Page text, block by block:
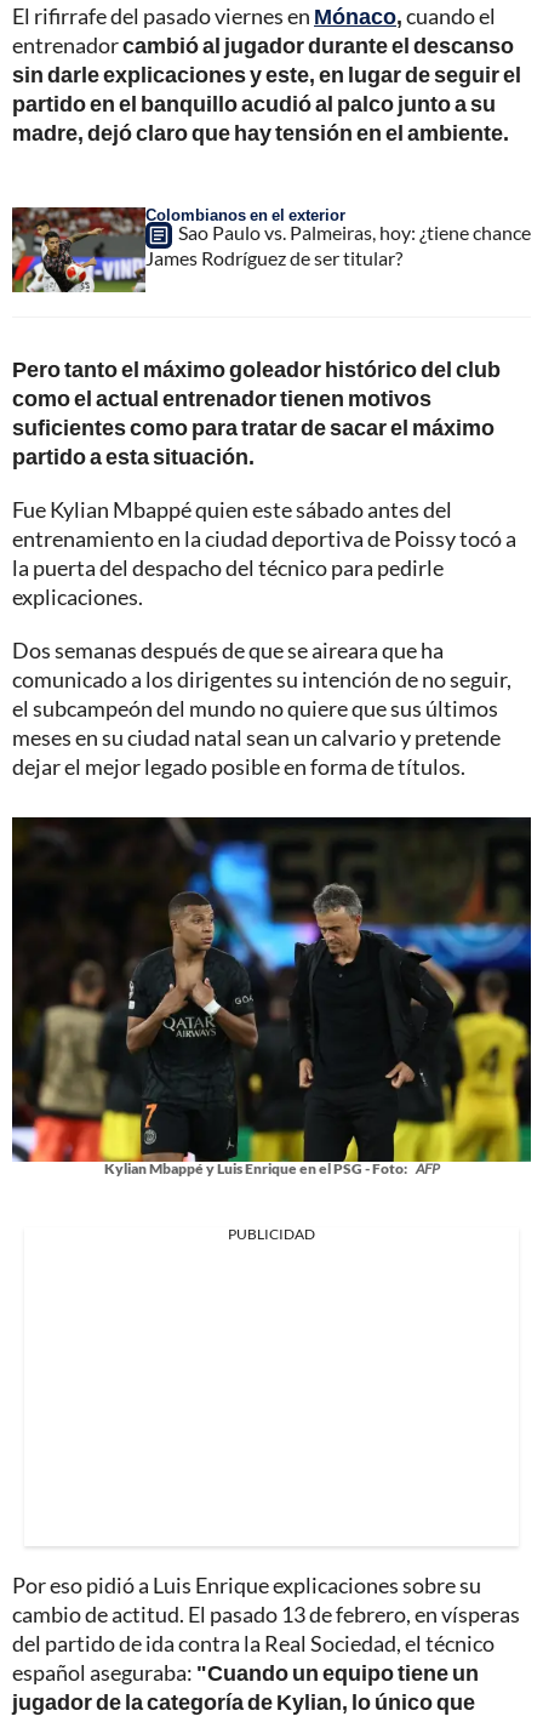
El rifirrafe del pasado viernes en Mónaco,cuando el
entrenadorcambió al jugador durante el descanso
sin darle explicaciones y este, en lugar de seguir el
partido en el banquillo acudió al palco junto a su
madre, dejó claro que hay tensión en el ambiente.
Colombianos en el exterior
Sao Paulo vs. Palmeiras, hoy: ¿tiene chance
James Rodríguez de ser titular?
Pero tanto el máximo goleador histórico del club
como el actual entrenador tienen motivos
suficientes como para tratar de sacar el máximo
partido a esta situación.
Fue Kylian Mbappé quien este sábado antes del
entrenamiento en la ciudad deportiva de Poissy tocó a
la puerta del despacho del técnico para pedirle
explicaciones.
Dos semanas después de que se aireara que ha
comunicado a los dirigentes su intención de no seguir,
el subcampeón del mundo no quiere que sus últimos
meses en su ciudad natal sean un calvario y pretende
dejar el mejor legado posible en forma de títulos.
Kylian Mbappé y Luis Enrique en el PSG - Foto: AFP
PUBLICIDAD
Por eso pidió a Luis Enrique explicaciones sobre su
cambio de actitud. El pasado 13 de febrero, en vísperas
del partido de ida contra la Real Sociedad, el técnico
español aseguraba: "Cuando un equipo tiene un
jugador de la categoría de Kylian, lo único que